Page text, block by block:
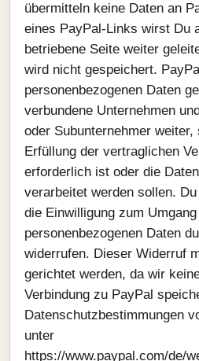
übermitteln keine Daten an
eines PayPal-Links wirst Du
betriebene Seite weiter
wird nicht gespeichert.
personenbezogenen Daten
verbundene Unternehmen
oder Subunternehmer
Erfüllung der vertraglichen
erforderlich ist oder die
verarbeitet werden sollen.
die Einwilligung zum
personenbezogenen Daten
widerrufen. Dieser Widerruf
gerichtet werden, da wir
Verbindung zu PayPal
Datenschutzbestimmungen
unter
https://www.paypal.com/de/